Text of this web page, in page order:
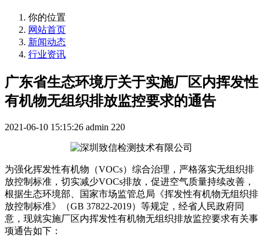
你的位置
网站首页
新闻动态
行业资讯
广东省生态环境厅关于实施厂区内挥发性
有机物无组织排放监控要求的通告
2021-06-10 15:15:26 admin 220
为强化挥发性有机物（VOCs）综合治理，严格落实无组织排
放控制标准，切实减少VOCs排放，促进空气质量持续改善，
根据生态环境部、国家市场监管总局《挥发性有机物无组织排
放控制标准》（GB 37822-2019）等规定，经省人民政府同
意，现就实施厂区内挥发性有机物无组织排放监控要求有关事
项通告如下：